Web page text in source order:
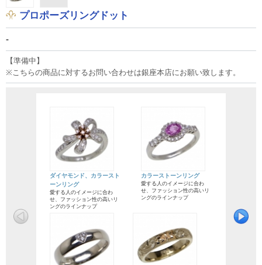
プロポーズリングドット
-
【準備中】
※こちらの商品に対するお問い合わせは銀座本店にお願い致します。
ダイヤモンド、カラースト
ーンリング
愛する人のイメージに合わ
せ、ファッション性の高いリ
ングのラインナップ
カラーストーンリング
愛する人のイメージに合わ
せ、ファッション性の高いリ
ングのラインナップ